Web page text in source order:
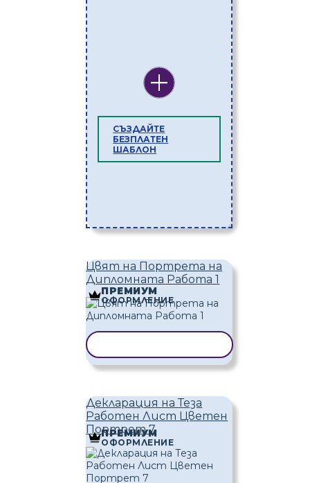
СЪЗДАЙТЕ
БЕЗПЛАТЕН
ШАБЛОН
Цвят на Портрета на
Дипломната Работа 1
ПРЕМИУМ
ОФОРМЛЕНИЕ
Декларация на Теза
Работен Лист Цветен
Портрет 7
ПРЕМИУМ
ОФОРМЛЕНИЕ